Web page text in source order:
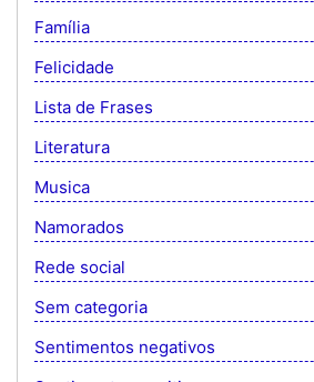
Família
Felicidade
Lista de Frases
Literatura
Musica
Namorados
Rede social
Sem categoria
Sentimentos negativos